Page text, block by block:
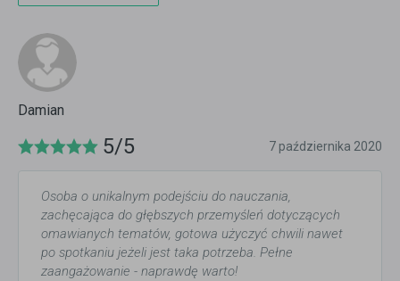
Damian
5/5 7 października 2020
Osoba o unikalnym podejściu do nauczania,
zachęcająca do głębszych przemyśleń dotyczących
omawianych tematów, gotowa użyczyć chwili nawet
po spotkaniu jeżeli jest taka potrzeba. Pełne
zaangażowanie - naprawdę warto!